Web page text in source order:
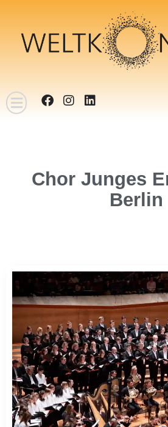
Chor Junges
Berlin